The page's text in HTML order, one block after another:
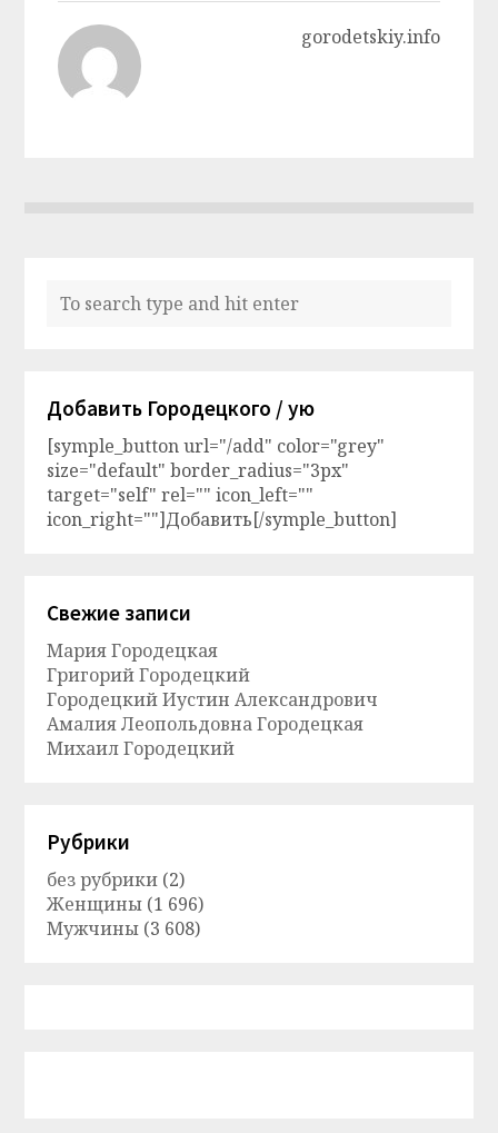
gorodetskiy.info
Добавить Городецкого / ую
[symple_button url="/add" color="grey"
size="default" border_radius="3px"
target="self" rel="" icon_left=""
icon_right=""]Добавить[/symple_button]
Свежие записи
Мария Городецкая
Григорий Городецкий
Городецкий Иустин Александрович
Амалия Леопольдовна Городецкая
Михаил Городецкий
Рубрики
без рубрики (2)
Женщины (1 696)
Мужчины (3 608)